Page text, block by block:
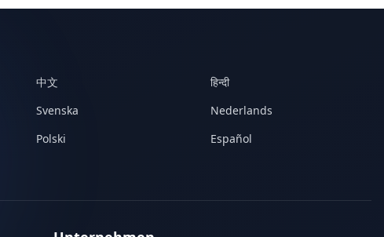
中文
हिन्दी
Svenska
Nederlands
Polski
Español